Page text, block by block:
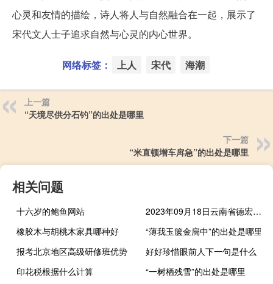
心灵和友情的描绘，诗人将人与自然融合在一起，展示了
宋代文人士子追求自然与心灵的内心世界。
网络标签： 上人 宋代 海潮
上一篇
“天境尽供分石钓”的出处是哪里
下一篇
“米直顿增车戽急”的出处是哪里
相关问题
十六岁的鲍鱼网站
2023年09月18日云南省德宏傣族景颇族自治州疫情大数据-今日/今天疫情全网搜索最新实时消息动态情况通知播报
橡胶木与胡桃木家具哪种好
“薄我玉箧金扃中”的出处是哪里
报考北京地区高级研修班优势
好好珍惜眼前人下一句是什么
印花税根据什么计算
“一树栖残雪”的出处是哪里